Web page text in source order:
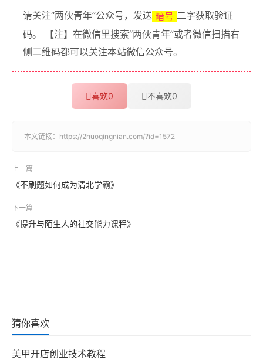
请关注“两伙青年”公众号，发送 暗号 二字获取验证
码。 【注】在微信里搜索“两伙青年”或者微信扫描右
侧二维码都可以关注本站微信公众号。
喜欢0 不喜欢0
本文链接： https://2huoqingnian.com/?id=1572
上一篇
《不刷题如何成为清北学霸》
下一篇
《提升与陌生人的社交能力课程》
猜你喜欢
美甲开店创业技术教程